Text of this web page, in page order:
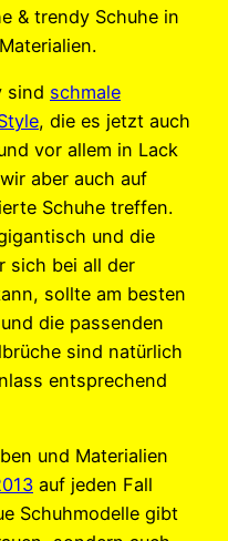
& trendy Schuhe in
sind schmale
, die es jetzt auch
vor allem in Lack
aber auch auf
Schuhe treffen.
und die
sich bei all der
sollte am besten
die passenden
sind natürlich
entsprechend
und Materialien
auf jeden Fall
Schuhmodelle gibt